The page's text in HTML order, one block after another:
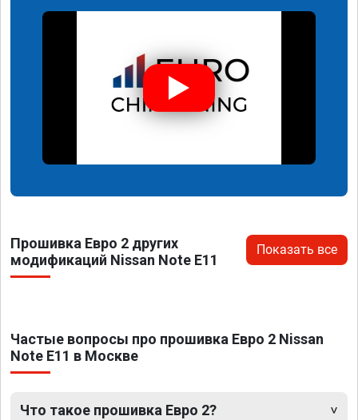
Прошивка Евро 2 других
модификаций Nissan Note E11
Показать все
Частые вопросы про прошивка Евро 2 Nissan
Note E11 в Москве
Что такое прошивка Евро 2?